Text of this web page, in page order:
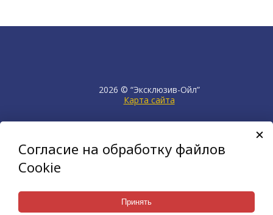
2026 © “Эксклюзив-Ойл”
Карта сайта
продвижение сайта НЕТКАМ
создан на платформе
KORZILLA
Согласие на обработку файлов
Cookie
Принять